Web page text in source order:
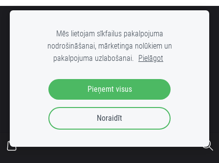
DOWN STREET mūzikas ierakstu veikals, Radošās rūpnīcas "VELDZE"
kvartālā ar ieeju no Bruņinieku ielas 25 (iekšpagalms), Rīga, LV-1001
Mēs lietojam sīkfailus pakalpojuma
nodrošināšanai, mārketinga nolūkiem un
pakalpojuma uzlabošanai. Pielāgot
Pieņemt visus
Noraidīt